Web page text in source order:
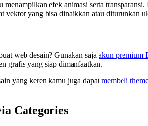
menampilkan efek animasi serta
vektor yang bisa dinaikkan atau diturunkan
web desain? Gunakan saja akun premium
grafis yang siap dimanfaatkan.
yang keren kamu juga dapat membeli
Categories